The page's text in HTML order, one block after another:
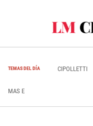
TEMAS DEL DÍA CIPOLLETTI
MAS E